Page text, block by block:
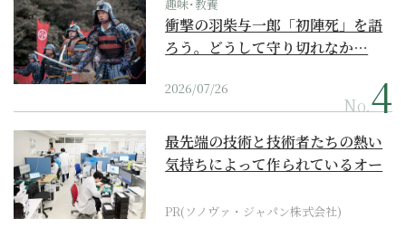
趣味･教養
衝撃の羽柴与一郎「初陣死」を語
ろう。どうして守り切れなか…
2026/07/26
No.
最先端の技術と技術者たちの熱い
気持ちによって作られているオー
PR(ソノヴァ・ジャパン株式会社)